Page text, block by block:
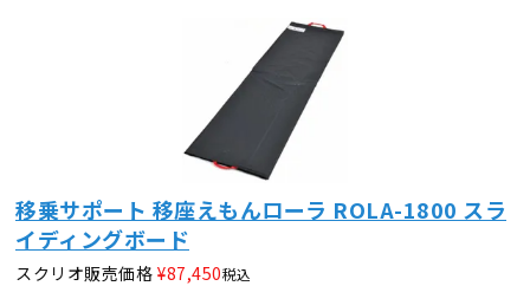
移乗サポート 移座えもんローラ ROLA-1800 スラ
イディングボード
スクリオ販売価格 ¥87,450税込